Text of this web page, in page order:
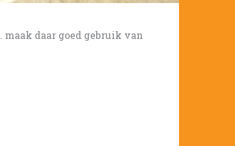
daar goed gebruik van